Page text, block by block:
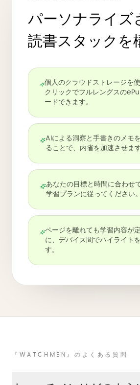
パーソナライズ
読書スタックを
個人のクラウドストレージを
クリックでフルレングスの
ードできます。
AIによる洞察と手書きのメモ
ることで、内省を加速させます
あなたの目標と時間に合わせ
学習プランに従ってください。
ページを離れても学習内容が
に、デバイス間でハイライト
す。
『WATCHMEN』のよくある質問